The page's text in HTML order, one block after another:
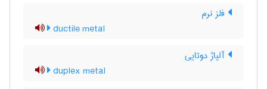
فلز نرم
ductile metal
آلیاژ دوتایی
duplex metal